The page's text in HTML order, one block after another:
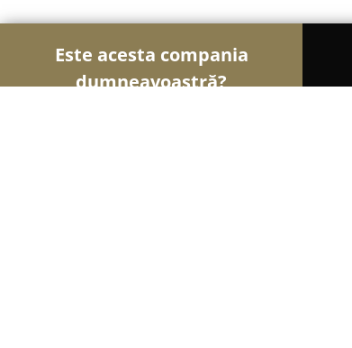
Este acesta compania
dumneavoastră?